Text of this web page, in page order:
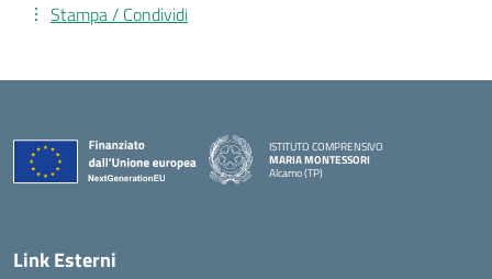
Stampa / Condividi
ISTITUTO COMPRENSIVO
MARIA MONTESSORI
Alcamo (TP)
Link Esterni